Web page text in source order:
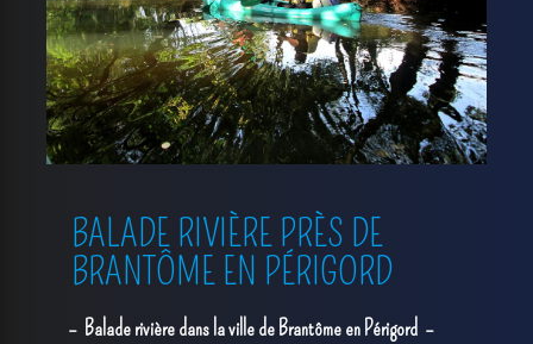
BALADE RIVIÈRE PRÈS DE
BRANTÔME EN PÉRIGORD
Balade rivière dans la ville de Brantôme en Périgord